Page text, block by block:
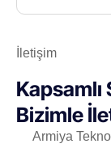
İletişim
Bizimle
Armiya